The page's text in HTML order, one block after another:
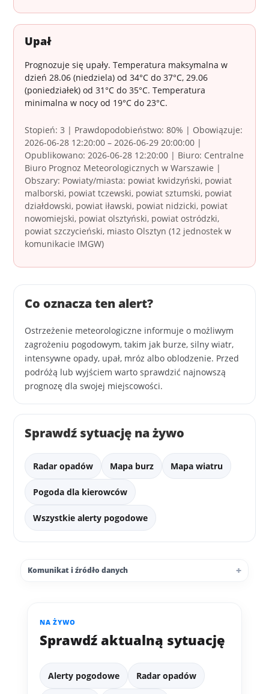
Upał
Prognozuje się upały. Temperatura maksymalna w
dzień 28.06 (niedziela) od 34°C do 37°C, 29.06
(poniedziałek) od 31°C do 35°C. Temperatura
minimalna w nocy od 19°C do 23°C.
Stopień: 3 | Prawdopodobieństwo: 80% | Obowiązuje:
2026-06-28 12:20:00 – 2026-06-29 20:00:00 |
Opublikowano: 2026-06-28 12:20:00 | Biuro: Centralne
Biuro Prognoz Meteorologicznych w Warszawie |
Obszary: Powiaty/miasta: powiat kwidzyński, powiat
malborski, powiat tczewski, powiat sztumski, powiat
działdowski, powiat iławski, powiat nidzicki, powiat
nowomiejski, powiat olsztyński, powiat ostródzki,
powiat szczycieński, miasto Olsztyn (12 jednostek w
komunikacie IMGW)
Co oznacza ten alert?
Ostrzeżenie meteorologiczne informuje o możliwym
zagrożeniu pogodowym, takim jak burze, silny wiatr,
intensywne opady, upał, mróz albo oblodzenie. Przed
podróżą lub wyjściem warto sprawdzić najnowszą
prognozę dla swojej miejscowości.
Sprawdź sytuację na żywo
Radar opadów Mapa burz Mapa wiatru
Pogoda dla kierowców
Wszystkie alerty pogodowe
Komunikat i źródło danych
NA ŻYWO
Sprawdź aktualną sytuację
Alerty pogodowe Radar opadów